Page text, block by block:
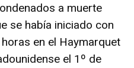
a muerte
se había iniciado con
en el Haymarquet
el 1º de